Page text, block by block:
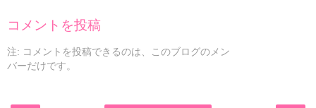
コメントを投稿
注: コメントを投稿できるのは、このブログのメン
バーだけです。